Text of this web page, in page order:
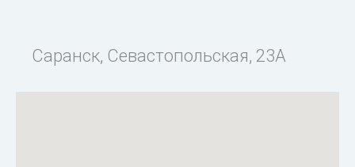
Саранск, Севастопольская, 23А